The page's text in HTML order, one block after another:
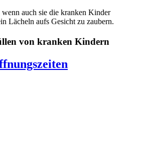
auch sie die kranken Kinder
Lächeln aufs Gesicht zu zaubern.
von kranken Kindern